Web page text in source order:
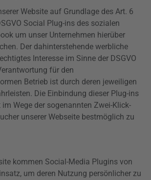
Website auf Grundlage des Art. 6
Social Plug-ins des sozialen
um unser Unternehmen hierüber
Der dahinterstehende werbliche
Interesse im Sinne der DSGVO
für den
Betrieb ist durch deren jeweiligen
Die Einbindung dieser Plug-ins
Wege der sogenannten Zwei-Klick-
unserer Webseite bestmöglich zu
kommen Social-Media Plugins von
um deren Nutzung persönlicher zu